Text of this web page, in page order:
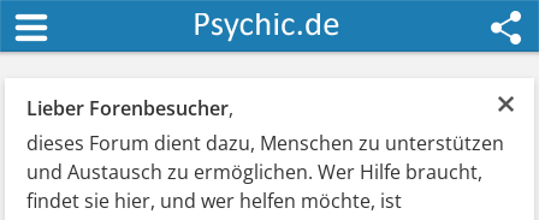
×
Lieber Forenbesucher,
dieses Forum dient dazu, Menschen zu unterstützen
und Austausch zu ermöglichen. Wer Hilfe braucht,
findet sie hier, und wer helfen möchte, ist